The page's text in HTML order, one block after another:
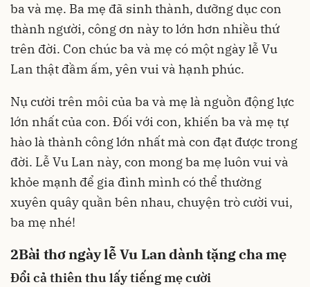
ba và mẹ. Ba mẹ đã sinh thành, dưỡng dục con
thành người, công ơn này to lớn hơn nhiều thứ
trên đời. Con chúc ba và mẹ có một ngày lễ Vu
Lan thật đầm ấm, yên vui và hạnh phúc.
Nụ cười trên môi của ba và mẹ là nguồn động lực
lớn nhất của con. Đối với con, khiến ba và mẹ tự
hào là thành công lớn nhất mà con đạt được trong
đời. Lễ Vu Lan này, con mong ba mẹ luôn vui và
khỏe mạnh để gia đình mình có thể thường
xuyên quây quần bên nhau, chuyện trò cười vui,
ba mẹ nhé!
2Bài thơ ngày lễ Vu Lan dành tặng cha mẹ
Đổi cả thiên thu lấy tiếng mẹ cười